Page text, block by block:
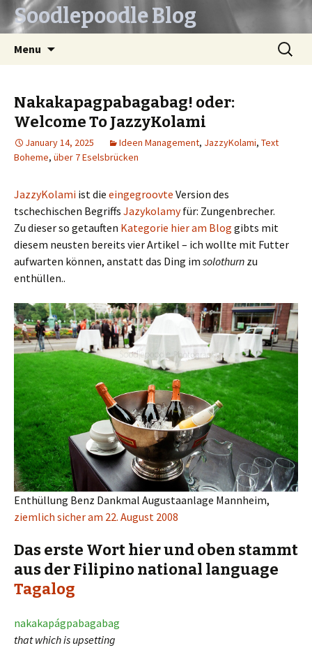
Soodlepoodle Blog
Menu
Search
for:
Nakakapagpabagabag! oder:
Welcome To JazzyKolami
January 14, 2025 Ideen Management, JazzyKolami, Text
Boheme, über 7 Eselsbrücken
JazzyKolami ist die eingegroovte Version des
tschechischen Begriffs Jazykolamyfür: Zungenbrecher.
Zu dieser so getauften Kategorie hier am Blog gibts mit
diesem neusten bereits vier Artikel – ich wollte mit Futter
aufwarten können, anstatt das Ding im solothurn zu
enthüllen..
Enthüllung Benz Dankmal Augustaanlage Mannheim,
ziemlich sicher am 22. August 2008
Das erste Wort hier und oben stammt
aus der Filipino national language
Tagalog
nakakapágpabagabag
that which is upsetting